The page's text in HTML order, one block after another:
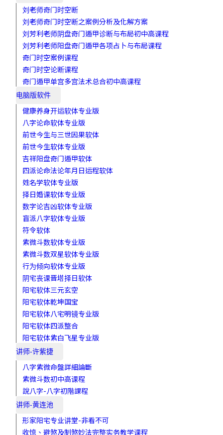
刘老师奇门时空断
刘老师奇门时空断之案例分析及化解方案
刘芳利老师阴盘奇门遁甲诊断与布局初中高课程
刘芳利老师阳盘奇门遁甲各项占卜与布局课程
奇门时空案例课程
奇门时空论断课程
奇门遁甲单宫多宫法术总合初中高课程
电脑版软件
健康养身开运软体专业版
八字论命软体专业版
前世今生与三世因果软体
前世今生软体专业版
吉祥阳盘奇门遁甲软体
四派论命法论年月日运程软体
姓名学软体专业版
择日婚课软体专业版
数字论吉凶软体专业版
盲派八字软体专业版
符令软体
紫微斗数软体专业版
紫微斗数双星软体专业版
行为倾向软体专业版
阴宅丧课晋塔择日软体
阳宅软体三元玄空
阳宅软体乾坤国宝
阳宅软体八宅明镜专业版
阳宅软体四派整合
阳宅软体紫白飞星专业版
讲师-许紫捷
八字紫微命盤詳細論斷
紫微斗数初中高课程
說八字-八字初階課程
讲师-黄连池
形家阳宅专业讲堂-非看不可
收惊、避煞及制煞妙法完整实务教学课程